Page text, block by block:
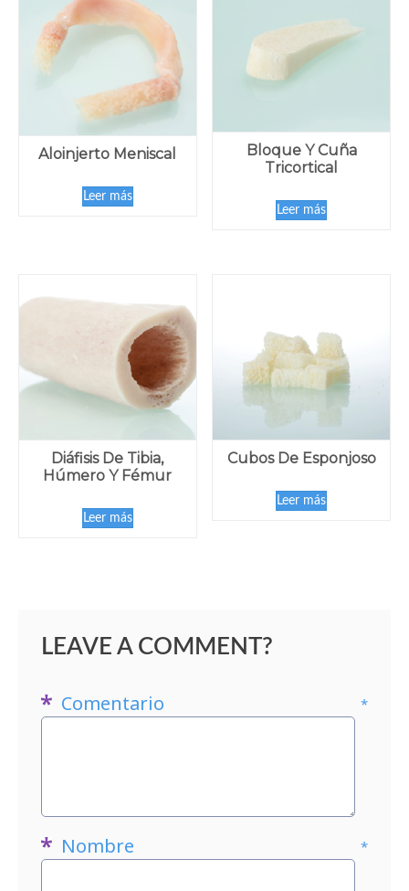
Aloinjerto Meniscal
Leer más
Bloque Y Cuña
Tricortical
Leer más
Diáfisis De Tibia,
Húmero Y Fémur
Leer más
Cubos De Esponjoso
Leer más
LEAVE A COMMENT?
Comentario *
Nombre *